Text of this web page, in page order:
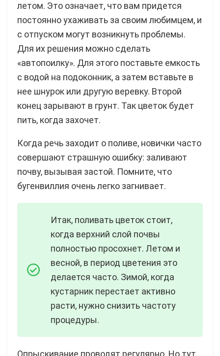
летом. Это означает, что вам придется
постоянно ухаживать за своим любимцем, и
с отпуском могут возникнуть проблемы.
Для их решения можно сделать
«автопоилку». Для этого поставьте емкость
с водой на подоконник, а затем вставьте в
нее шнурок или другую веревку. Второй
конец зарывают в грунт. Так цветок будет
пить, когда захочет.
Когда речь заходит о поливе, новички часто
совершают страшную ошибку: заливают
почву, вызывая застой. Помните, что
бугенвиллия очень легко загнивает.
Итак, поливать цветок стоит,
когда верхний слой почвы
полностью просохнет. Летом и
весной, в период цветения это
делается часто. Зимой, когда
кустарник перестает активно
расти, нужно снизить частоту
процедуры.
Опрыскивание проводят регулярно. Но тут